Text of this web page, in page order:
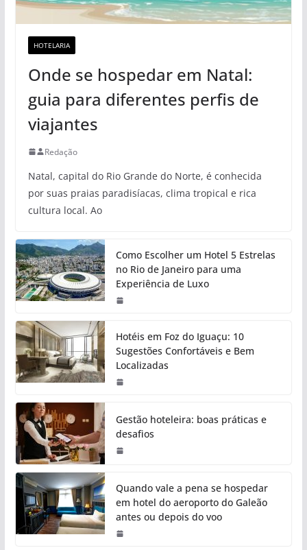
HOTELARIA
Onde se hospedar em Natal:
guia para diferentes perfis de
viajantes
Redação
Natal, capital do Rio Grande do Norte, é conhecida
por suas praias paradisíacas, clima tropical e rica
cultura local. Ao
Como Escolher um Hotel 5 Estrelas
no Rio de Janeiro para uma
Experiência de Luxo
Hotéis em Foz do Iguaçu: 10
Sugestões Confortáveis e Bem
Localizadas
Gestão hoteleira: boas práticas e
desafios
Quando vale a pena se hospedar
em hotel do aeroporto do Galeão
antes ou depois do voo